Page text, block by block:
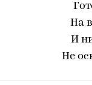
На
И
Не